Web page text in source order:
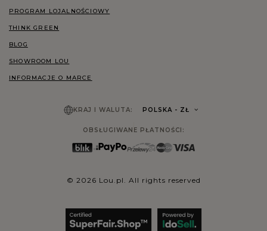
PROGRAM LOJALNOŚCIOWY
THINK GREEN
BLOG
SHOWROOM LOU
INFORMACJE O MARCE
KRAJ I WALUTA: POLSKA - ZŁ
OBSŁUGIWANE PŁATNOŚCI:
© 2026 Lou.pl. All rights reserved